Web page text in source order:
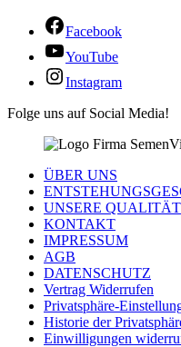
Facebook
YouTube
Instagram
Folge uns auf Social Media!
ÜBER UNS
UNSERE QUALITÄT
KONTAKT
IMPRESSUM
AGB
DATENSCHUTZ
Vertrag Widerrufen
Privatsphäre-
Historie der
Einwilligungen